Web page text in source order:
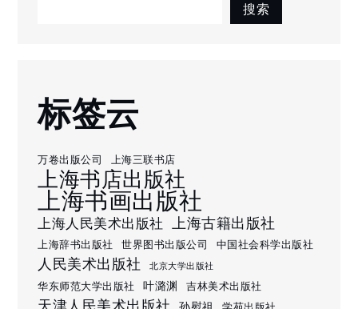
搜索
标签云
万卷出版公司 上海三联书店
上海书店出版社
上海书画出版社
上海人民美术出版社 上海古籍出版社
上海辞书出版社 世界图书出版公司 中国社会科学出版社
人民美术出版社 北京大学出版社
华东师范大学出版社 叶潞渊 吉林美术出版社